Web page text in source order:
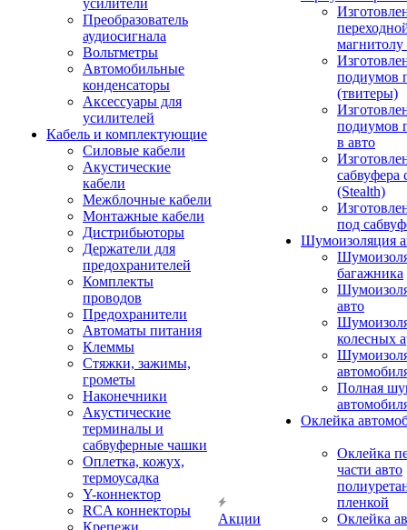
усилители
Преобразователь
аудиосигнала
Вольтметры
Автомобильные
конденсаторы
Аксессуары для
усилителей
Кабель и комплектующие
Силовые кабели
Акустические
кабели
Межблочные кабели
Монтажные кабели
Дистрибьюторы
Держатели для
предохранителей
Комплекты
проводов
Предохранители
Автоматы питания
Клеммы
Стяжки, зажимы,
грометы
Наконечники
Акустические
терминалы и
сабвуферные чашки
Оплетка, кожух,
термоусадка
Y-коннектор
RCA коннекторы
Крепежи
Акции
подиумов
(твитеры)
подиумов
в авто
сабвуфера
(Stealth)
под
Шумоизоляция
багажника
авто
колесных
Полная
Оклейка
Оклейка
части авто
пленкой
Оклейка